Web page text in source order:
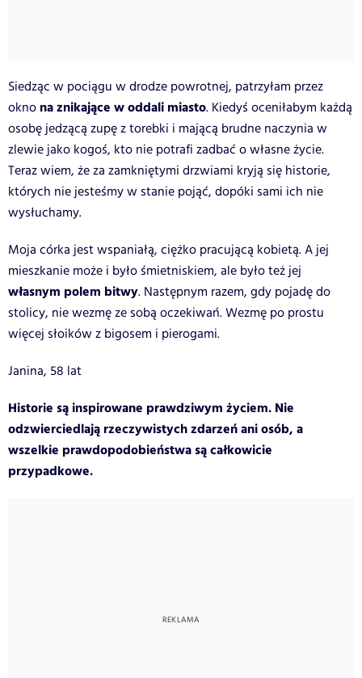
Siedząc w pociągu w drodze powrotnej, patrzyłam przez
okno na znikające w oddali miasto. Kiedyś oceniłabym każdą
osobę jedzącą zupę z torebki i mającą brudne naczynia w
zlewie jako kogoś, kto nie potrafi zadbać o własne życie.
Teraz wiem, że za zamkniętymi drzwiami kryją się historie,
których nie jesteśmy w stanie pojąć, dopóki sami ich nie
wysłuchamy.
Moja córka jest wspaniałą, ciężko pracującą kobietą. A jej
mieszkanie może i było śmietniskiem, ale było też jej
własnym polem bitwy. Następnym razem, gdy pojadę do
stolicy, nie wezmę ze sobą oczekiwań. Wezmę po prostu
więcej słoików z bigosem i pierogami.
Janina, 58 lat
Historie są inspirowane prawdziwym życiem. Nie
odzwierciedlają rzeczywistych zdarzeń ani osób, a
wszelkie prawdopodobieństwa są całkowicie
przypadkowe.